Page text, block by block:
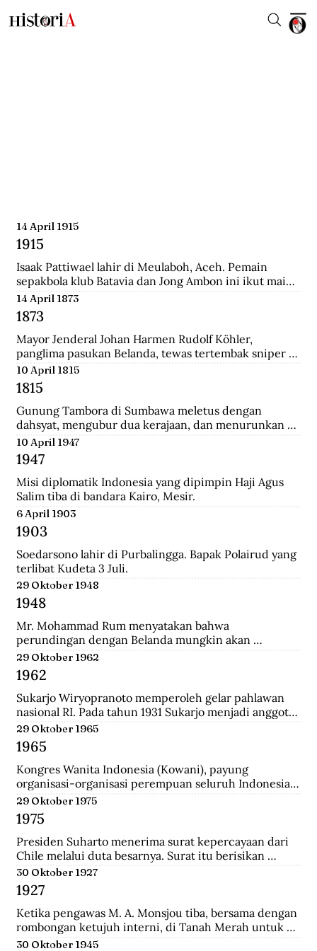
14 April 1915
1915
Isaak Pattiwael lahir di Meulaboh, Aceh. Pemain
sepakbola klub Batavia dan Jong Ambon ini ikut main
dalam Piala Dunia 1938 di Prancis.
14 April 1873
1873
Mayor Jenderal Johan Harmen Rudolf Köhler,
panglima pasukan Belanda, tewas tertembak sniper
Aceh di depan Masjid Raya Banda Aceh.
10 April 1815
1815
Gunung Tambora di Sumbawa meletus dengan
dahsyat, mengubur dua kerajaan, dan menurunkan
suhu global sehingga disebut tahun tanpa musim
panas.
10 April 1947
1947
Misi diplomatik Indonesia yang dipimpin Haji Agus
Salim tiba di bandara Kairo, Mesir.
6 April 1903
1903
Soedarsono lahir di Purbalingga. Bapak Polairud yang
terlibat Kudeta 3 Juli.
29 Oktober 1948
1948
Mr. Mohammad Rum menyatakan bahwa
perundingan dengan Belanda mungkin akan
dilanjutkan bulan depan, dan akan mendatangkan
kepastian.
29 Oktober 1962
1962
Sukarjo Wiryopranoto memperoleh gelar pahlawan
nasional RI. Pada tahun 1931 Sukarjo menjadi anggota
Volksraad bersama dr. Sutomo, ia mendirikan
Persatuan Bangsa Indonesia (PBI). Kemudia tahun
1936, pindah ke Partai Indonesia Raya (Parindra).
Seteleh kemerdekaan, Sukarjo pernah menduduki
jabatan Duta Besar Indonesia Republik Indonesia di
Vatikan, Duta Besar Luar Biasa di Italia.
29 Oktober 1965
1965
Kongres Wanita Indonesia (Kowani), payung
organisasi-organisasi perempuan seluruh Indonesia,
mengeluarkan Gerwani sebagai anggota.
29 Oktober 1975
1975
Presiden Suharto menerima surat kepercayaan dari
Chile melalui duta besarnya. Surat itu berisikan
adanya hubungan diplomatik antara Indonesia-CHile.
30 Oktober 1927
1927
Ketika pengawas M. A. Monsjou tiba, bersama dengan
rombongan ketujuh interni, di Tanah Merah untuk
menggantikan Kapten Becking sebagai penguasa
30 Oktober 1945